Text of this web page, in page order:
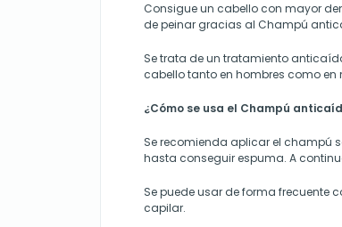
Consigue un cabello con mayor
de peinar gracias al Champú
Se trata de un tratamiento
cabello tanto en hombres como en
¿Cómo se usa el Champú
Se recomienda aplicar el champú
hasta conseguir espuma. A
Se puede usar de forma frecuente
capilar.